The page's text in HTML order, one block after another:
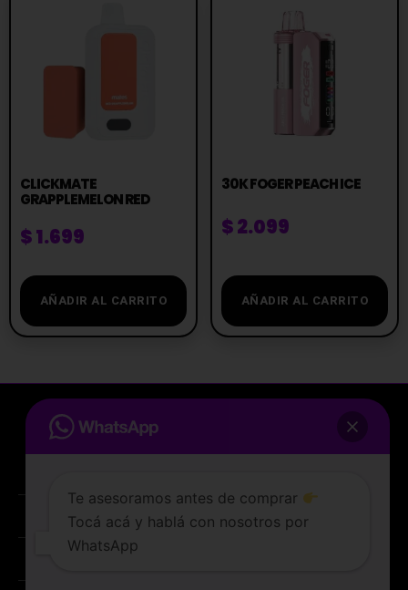
CLICKMATE
GRAPPLEMELON RED
$1.699
AÑADIR AL CARRITO
30K FOGER PEACH ICE
$2.099
AÑADIR AL CARRITO
ATENCIÓN AL CLIENTE
Lunes a sabados de 10 a 19 hs
PREGUNTAS FRECUENTES
Te asesoramos antes de comprar
Tocá acá y hablá con nosotros por